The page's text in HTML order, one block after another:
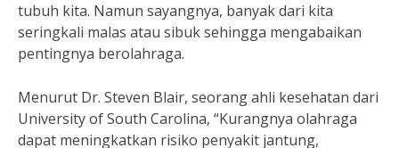
tubuh kita. Namun sayangnya, banyak dari kita
seringkali malas atau sibuk sehingga mengabaikan
pentingnya berolahraga.
Menurut Dr. Steven Blair, seorang ahli kesehatan dari
University of South Carolina, “Kurangnya olahraga
dapat meningkatkan risiko penyakit jantung,